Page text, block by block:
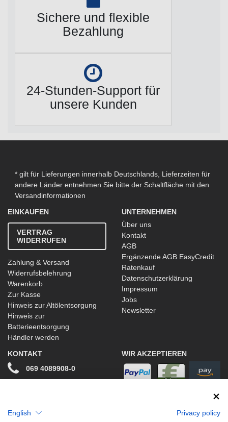
Sichere und flexible
Bezahlung
24-Stunden-Support für
unsere Kunden
* gilt für Lieferungen innerhalb Deutschlands, Lieferzeiten für
andere Länder entnehmen Sie bitte der Schaltfläche mit den
Versandinformationen
EINKAUFEN
VERTRAG
WIDERRUFEN
Zahlung & Versand
Widerrufsbelehrung
Warenkorb
Zur Kasse
Hinweis zur Altölentsorgung
Hinweis zur
Batterieentsorgung
Händler werden
UNTERNEHMEN
Über uns
Kontakt
AGB
Ergänzende AGB EasyCredit
Ratenkauf
Datenschutzerklärung
Impressum
Jobs
Newsletter
KONTAKT
069 4089908-0
WIR AKZEPTIEREN
English
Privacy policy